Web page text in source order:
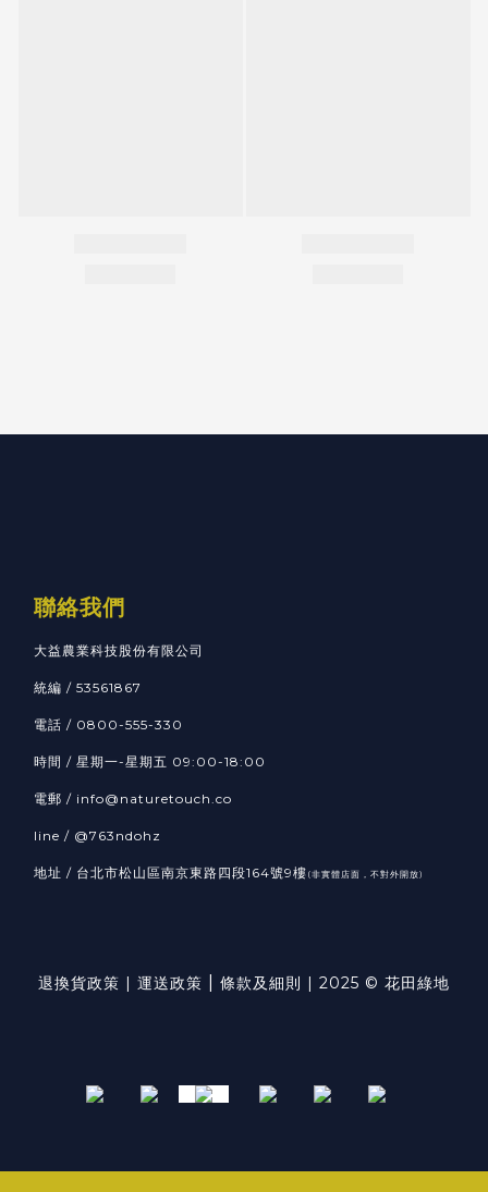
聯絡我們
大益農業科技股份有限公司
統編 / 53561867
電話 / 0800-555-330
時間 / 星期一-星期五 09:00-18:00
電郵 / info@naturetouch.co
line / @763ndohz
地址 / 台北市松山區南京東路四段164號9樓 (非實體店面，不對外開放)
退換貨政策 | 運送政策 條款及細則 | 2025 © 花田綠地